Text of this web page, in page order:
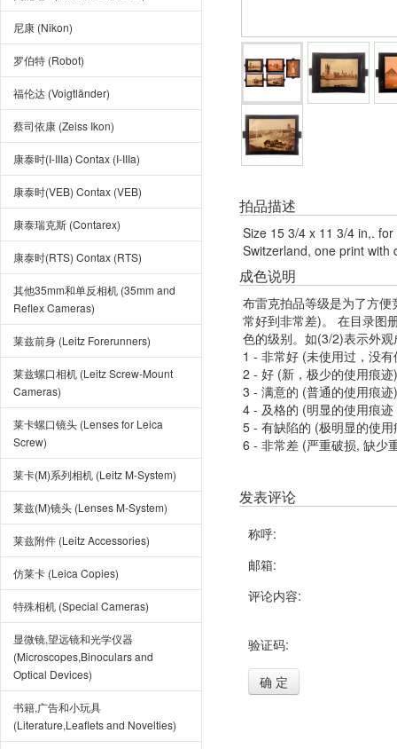
尼康 (Nikon)
罗伯特 (Robot)
福伦达 (Voigtländer)
蔡司依康 (Zeiss Ikon)
康泰时(I-IIIa) Contax (I-IIIa)
康泰时(VEB) Contax (VEB)
康泰瑞克斯 (Contarex)
康泰时(RTS) Contax (RTS)
其他35mm和单反相机 (35mm and
Reflex Cameras)
莱兹前身 (Leitz Forerunners)
莱兹螺口相机 (Leitz Screw-Mount
Cameras)
莱卡螺口镜头 (Lenses for Leica
Screw)
莱卡(M)系列相机 (Leitz M-System)
莱兹(M)镜头 (Lenses M-System)
莱兹附件 (Leitz Accessories)
仿莱卡 (Leica Copies)
特殊相机 (Special Cameras)
显微镜,望远镜和光学仪器
(Microscopes,Binoculars and
Optical Devices)
书籍,广告和小玩具
(Literature,Leaflets and Novelties)
拍品描述
Size 15 3/4 x 11 3/4 in,.
Switzerland, one print with
成色说明
布雷克拍品等级是为了方
常好到非常差)。 在目录图
色的级别。如(3/2)表示外
1 - 非常好 (未使用过，没
2 - 好 (新，极少的使用痕迹)
3 - 满意的 (普通的使用痕迹)
4 - 及格的 (明显的使用痕
5 - 有缺陷的 (极明显的使
6 - 非常差 (严重破损, 缺少
发表评论
称呼:
邮箱:
评论内容:
验证码:
确 定